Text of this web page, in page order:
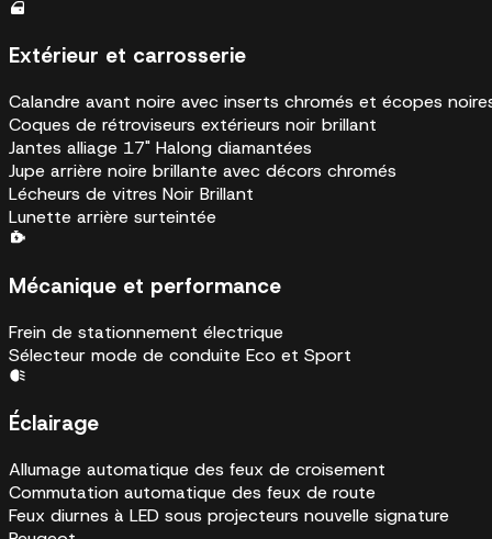
Extérieur et carrosserie
Calandre avant noire avec inserts chromés et écopes
Coques de rétroviseurs extérieurs noir brillant
Jantes alliage 17" Halong diamantées
Jupe arrière noire brillante avec décors chromés
Lécheurs de vitres Noir Brillant
Lunette arrière surteintée
Mécanique et performance
Frein de stationnement électrique
Sélecteur mode de conduite Eco et Sport
Éclairage
Allumage automatique des feux de croisement
Commutation automatique des feux de route
Feux diurnes à LED sous projecteurs nouvelle signature